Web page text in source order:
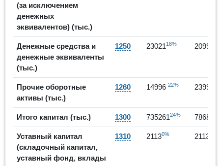
(за исключением
денежных
эквивалентов) (тыс.)
Денежные средства и
денежные эквиваленты
(тыс.)
1250 2302118% 20996
Прочие оборотные
активы (тыс.)
1260 14996-22% 2399
Итого капитал (тыс.) 1300 73526124% 786844
Уставный капитал
(складочный капитал,
уставный фонд, вклады
1310 21130% 2113